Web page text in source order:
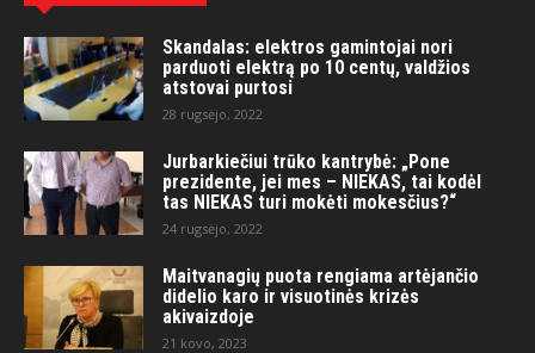
Skandalas: elektros gamintojai nori
parduoti elektrą po 10 centų, valdžios
atstovai purtosi
28 rugsėjo, 2022
Jurbarkiečiui trūko kantrybė: „Pone
prezidente, jei mes – NIEKAS, tai kodėl
tas NIEKAS turi mokėti mokesčius?“
24 rugsėjo, 2022
Maitvanagių puota rengiama artėjančio
didelio karo ir visuotinės krizės
akivaizdoje
21 kovo, 2023